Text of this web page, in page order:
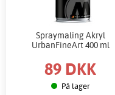
Spraymaling Akryl
UrbanFineArt 400 ml
89 DKK
På lager